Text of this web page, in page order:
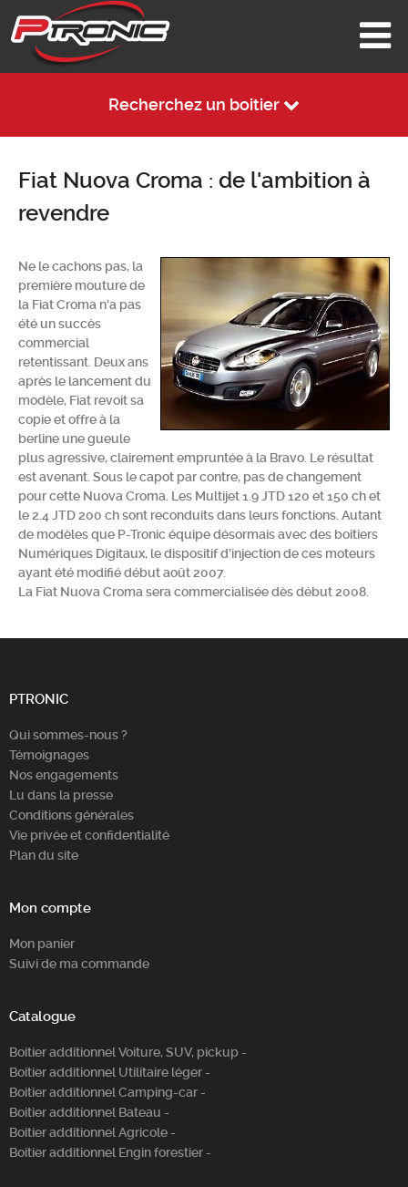
Recherchez un boitier
Chercher
Fiat Nuova Croma : de l'ambition à
revendre
Ne le cachons pas, la
première mouture de
la Fiat Croma n'a pas
été un succès
commercial
retentissant. Deux ans
après le lancement du
modèle, Fiat revoit sa
copie et offre à la
berline une gueule
plus agressive, clairement empruntée à la Bravo. Le résultat
est avenant. Sous le capot par contre, pas de changement
pour cette Nuova Croma. Les Multijet 1.9 JTD 120 et 150 ch et
le 2.4 JTD 200 ch sont reconduits dans leurs fonctions. Autant
de modèles que P-Tronic équipe désormais avec des boîtiers
Numériques Digitaux, le dispositif d'injection de ces moteurs
ayant été modifié début août 2007.
La Fiat Nuova Croma sera commercialisée dès début 2008.
PTRONIC
Qui sommes-nous ?
Témoignages
Nos engagements
Lu dans la presse
Conditions générales
Vie privée et confidentialité
Plan du site
Mon compte
Mon panier
Suivi de ma commande
Catalogue
Boitier additionnel Voiture, SUV, pickup -
Boitier additionnel Utilitaire léger -
Boitier additionnel Camping-car -
Boitier additionnel Bateau -
Boitier additionnel Agricole -
Boitier additionnel Engin forestier -